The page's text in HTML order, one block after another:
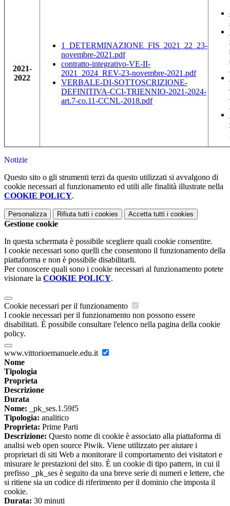
2021-
2022
1_DETERMINAZIONE_FIS_2021_22_23-
novembre-2021.pdf
contratto-integrativo-VE-II-
2021_2024_REV-23-novembre-2021.pdf
VERBALE-DI-SOTTOSCRIZIONE-
DEFINITIVA-CCI-TRIENNIO-2021-2024-
art.7-co.11-CCNL-2018.pdf
Notizie
Questo sito o gli strumenti terzi da questo utilizzati si avvalgono di
cookie necessari al funzionamento ed utili alle finalità illustrate nella
COOKIE POLICY.
Personalizza Rifiuta tutti i cookies Accetta tutti i cookies
Gestione cookie
In questa schermata è possibile scegliere quali cookie consentire.
I cookie necessari sono quelli che consentono il funzionamento della
piattaforma e non è possibile disabilitarli.
Per conoscere quali sono i cookie necessari al funzionamento potete
visionare la COOKIE POLICY.
Cookie necessari per il funzionamento
I cookie necessari per il funzionamento non possono essere
disabilitati. È possibile consultare l'elenco nella pagina della cookie
policy.
www.vittorioemanuele.edu.it
Nome
Tipologia
Proprieta
Descrizione
Durata
Nome: _pk_ses.1.59f5
Tipologia: analitico
Proprieta: Prime Parti
Descrizione: Questo nome di cookie è associato alla piattaforma di
analisi web open source Piwik. Viene utilizzato per aiutare i
proprietari di siti Web a monitorare il comportamento dei visitatori e
misurare le prestazioni del sito. È un cookie di tipo pattern, in cui il
prefisso _pk_ses è seguito da una breve serie di numeri e lettere, che
si ritiene sia un codice di riferimento per il dominio che imposta il
cookie.
Durata: 30 minuti